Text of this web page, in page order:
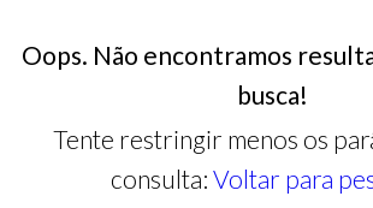
Oops. Não encontramos
busca!
Tente restringir menos os
consulta: Voltar para